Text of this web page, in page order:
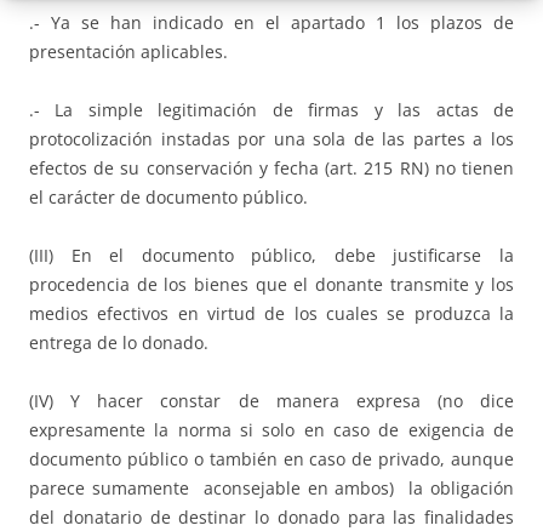
.- Ya se han indicado en el apartado 1 los plazos de
presentación aplicables.
.- La simple legitimación de firmas y las actas de
protocolización instadas por una sola de las partes a los
efectos de su conservación y fecha (art. 215 RN) no tienen
el carácter de documento público.
(III) En el documento público, debe justificarse la
procedencia de los bienes que el donante transmite y los
medios efectivos en virtud de los cuales se produzca la
entrega de lo donado.
(IV) Y hacer constar de manera expresa (no dice
expresamente la norma si solo en caso de exigencia de
documento público o también en caso de privado, aunque
parece sumamente aconsejable en ambos) la obligación
del donatario de destinar lo donado para las finalidades